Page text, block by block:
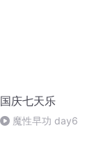
国庆七天乐
魔性早功 day6